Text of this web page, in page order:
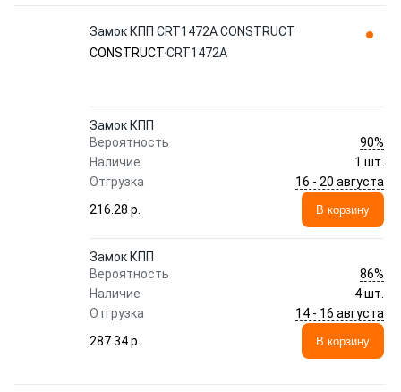
Замок КПП CRT1472A CONSTRUCT
CONSTRUCTCRT1472A
Замок КПП
Вероятность
90%
Наличие
1 шт.
Отгрузка
16 - 20 августа
216.28 p.
В корзину
Замок КПП
Вероятность
86%
Наличие
4 шт.
Отгрузка
14 - 16 августа
287.34 p.
В корзину